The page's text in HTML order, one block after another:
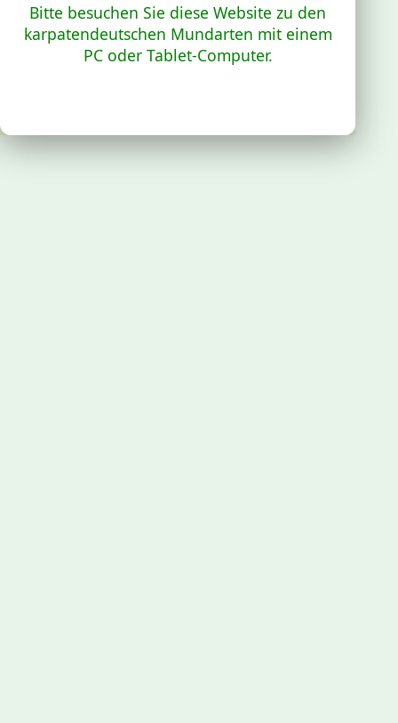
Bitte besuchen Sie diese Website zu den
karpatendeutschen Mundarten mit einem
PC oder Tablet-Computer.